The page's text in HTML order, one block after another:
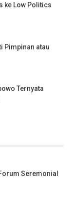
ke Low Politics
Pimpinan atau
Ternyata
Seremonial